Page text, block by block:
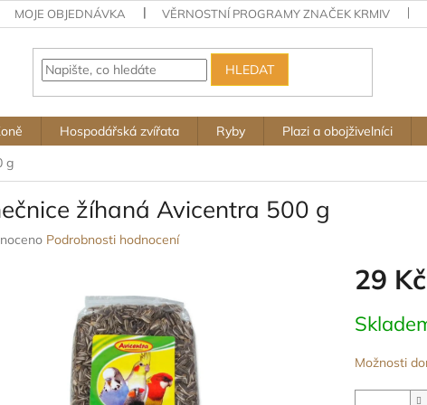
MOJE OBJEDNÁVKA VĚRNOSTNÍ PROGRAMY ZNAČEK KRMIV
HLEDAT
Hospodářská zvířata Ryby Plazi a obojživelníci
g
žíhaná Avicentra 500 g
Podrobnosti hodnocení
29 Kč
cena:
Možnosti